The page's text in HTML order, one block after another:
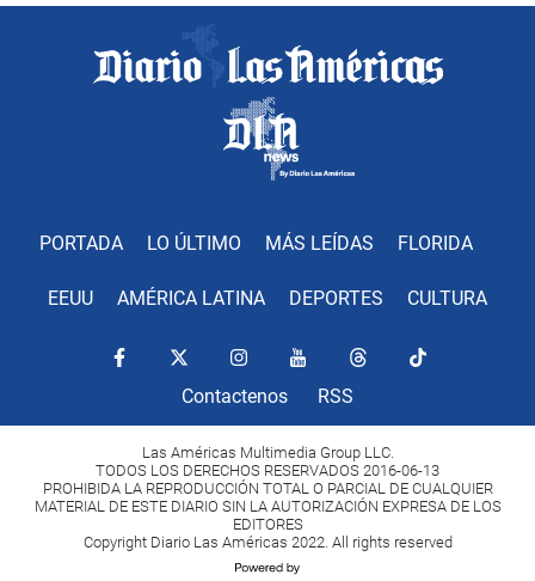
PORTADA LO ÚLTIMO MÁS LEÍDAS FLORIDA
EEUU AMÉRICA LATINA DEPORTES CULTURA
Contactenos RSS
Las Américas Multimedia Group LLC.
TODOS LOS DERECHOS RESERVADOS 2016-06-13
PROHIBIDA LA REPRODUCCIÓN TOTAL O PARCIAL DE CUALQUIER
MATERIAL DE ESTE DIARIO SIN LA AUTORIZACIÓN EXPRESA DE LOS
EDITORES
Copyright Diario Las Américas 2022. All rights reserved